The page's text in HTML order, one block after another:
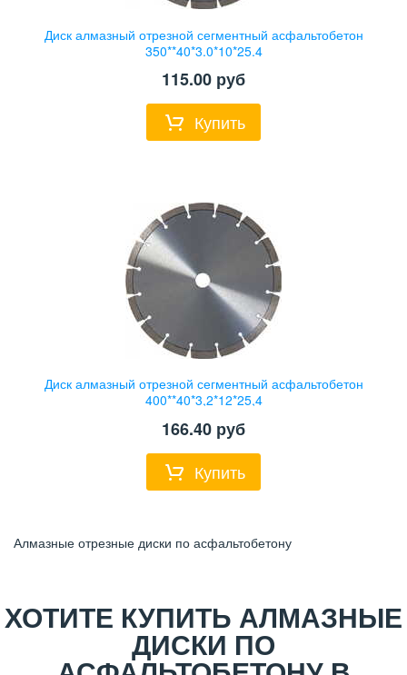
Диск алмазный отрезной сегментный асфальтобетон
350**40*3,0*10*25,4
115.00 руб
Купить
Диск алмазный отрезной сегментный асфальтобетон
400**40*3,2*12*25,4
166.40 руб
Купить
Алмазные отрезные диски по асфальтобетону
ХОТИТЕ КУПИТЬ АЛМАЗНЫЕ
ДИСКИ ПО